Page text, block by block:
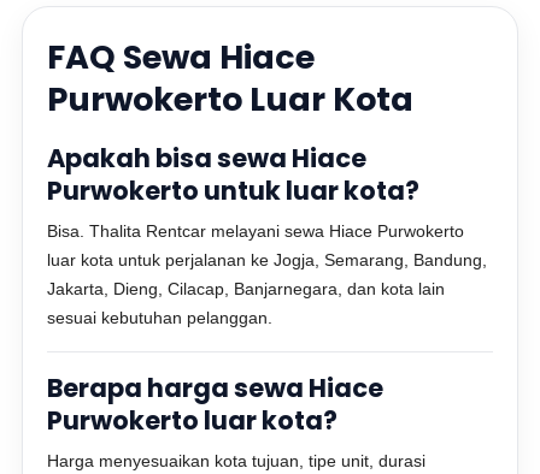
FAQ Sewa Hiace
Purwokerto Luar Kota
Apakah bisa sewa Hiace
Purwokerto untuk luar kota?
Bisa. Thalita Rentcar melayani sewa Hiace Purwokerto
luar kota untuk perjalanan ke Jogja, Semarang, Bandung,
Jakarta, Dieng, Cilacap, Banjarnegara, dan kota lain
sesuai kebutuhan pelanggan.
Berapa harga sewa Hiace
Purwokerto luar kota?
Harga menyesuaikan kota tujuan, tipe unit, durasi